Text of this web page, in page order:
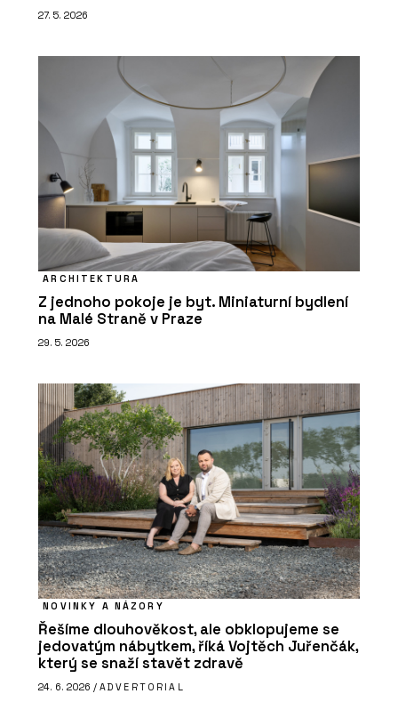
27. 5. 2026
ARCHITEKTURA
Z jednoho pokoje je byt. Miniaturní bydlení
na Malé Straně v Praze
29. 5. 2026
NOVINKY A NÁZORY
Řešíme dlouhověkost, ale obklopujeme se
jedovatým nábytkem, říká Vojtěch Juřenčák,
který se snaží stavět zdravě
24. 6. 2026 / ADVERTORIAL